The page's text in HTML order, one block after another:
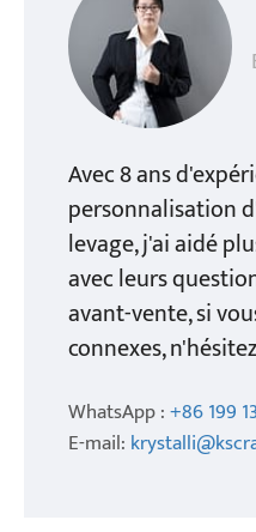
Avec 8 ans
personnalisation
levage, j'ai aidé
avec leurs
avant-vente, si
connexes,
WhatsApp :+86 199
E-mail: